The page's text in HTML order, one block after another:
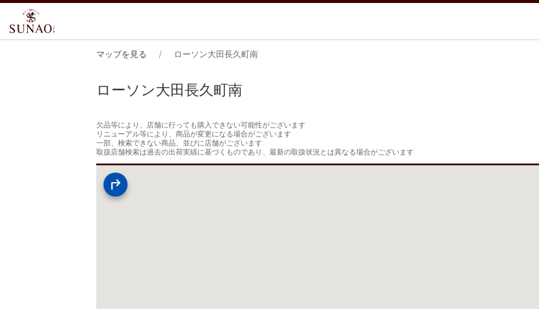
マップを見る ローソン大田長久町南
ローソン大田長久町南
欠品等により、店舗に行っても購入できない可能性がございます
リニューアル等により、商品が変更になる場合がございます
一部、検索できない商品、並びに店舗がございます
取扱店舗検索は過去の出荷実績に基づくものであり、最新の取扱状況とは異なる場合がございます